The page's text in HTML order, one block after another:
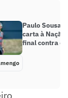
Paulo Sousa
carta à Nação
final contra o